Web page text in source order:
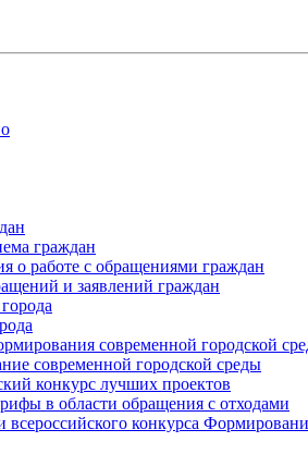
граждан
о работе с обращениями граждан
и заявлений граждан
современной городской
современной городской среды
конкурс лучших проектов
в области обращения с отходами
всероссийского конкурса